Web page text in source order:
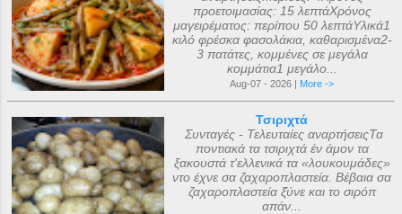
προετοιμασίας: 15 λεπτάΧρόνος
μαγειρέματος: περίπου 50 λεπτάΥλικά1
κιλό φρέσκα φασολάκια, καθαρισμένα2-
3 πατάτες, κομμένες σε μεγάλα
κομμάτια1 μεγάλο...
Aug-07 - 2026 | More ->
Τσιριχτά
Συνταγές - Τελευταίες αναρτήσειςΤα
ποντιακά τα τσιριχτά έν άμον τα
ξακουστά τ'ελλενικά τα «λουκουμάδες»
ντο έχνε σα ζαχαροπλαστεία. Βέβαια σα
ζαχαροπλαστεία ξ̌ύνε και το σιρόπ
απάν...